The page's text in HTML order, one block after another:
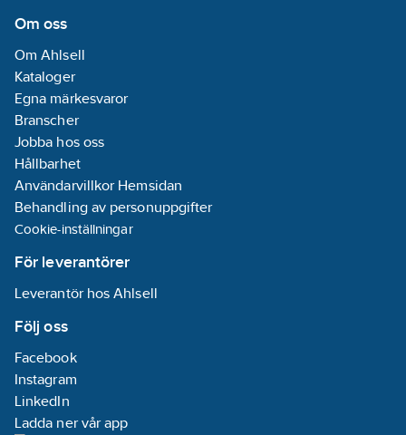
Om oss
Om Ahlsell
Kataloger
Egna märkesvaror
Branscher
Jobba hos oss
Hållbarhet
Användarvillkor Hemsidan
Behandling av personuppgifter
Cookie-inställningar
För leverantörer
Leverantör hos Ahlsell
Följ oss
Facebook
Instagram
LinkedIn
Ladda ner vår app